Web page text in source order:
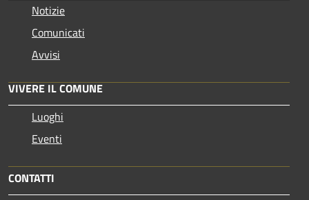
Notizie
Comunicati
Avvisi
VIVERE IL COMUNE
Luoghi
Eventi
CONTATTI